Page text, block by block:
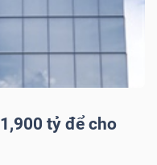
tỷ để cho
liên quan Cổ đông lớn